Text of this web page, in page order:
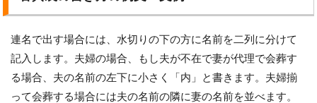
連名で出す場合には、水切りの下の方に名前を二列に分けて
記入します。夫婦の場合、もし夫が不在で妻が代理で会葬す
る場合、夫の名前の左下に小さく「内」と書きます。夫婦揃
って会葬する場合には夫の名前の隣に妻の名前を並べます。